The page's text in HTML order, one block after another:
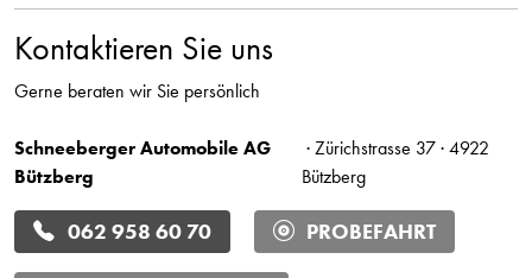
Kontaktieren Sie uns
Gerne beraten wir Sie persönlich
Schneeberger Automobile AG
Bützberg
· Zürichstrasse 37 · 4922
Bützberg
062 958 60 70 PROBEFAHRT